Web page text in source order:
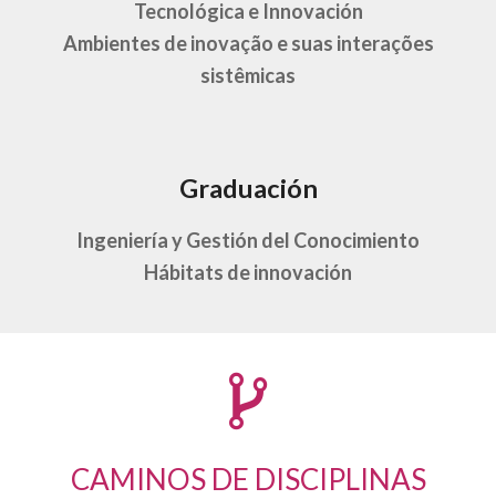
Tecnológica e Innovación
Ambientes de inovação e suas interações
sistêmicas
Graduación
Ingeniería y Gestión del Conocimiento
Hábitats de innovación
CAMINOS DE DISCIPLINAS